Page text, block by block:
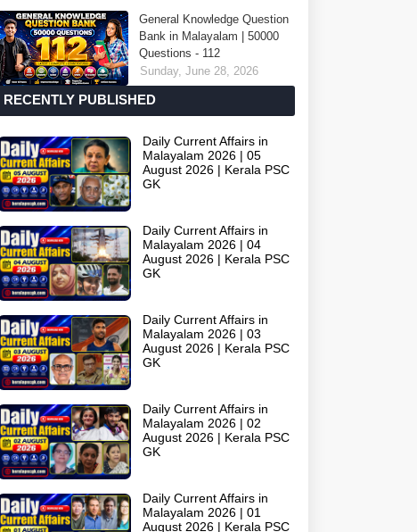
General Knowledge Question
Bank in Malayalam | 50000
Questions - 112
Sunday, June 28, 2026
RECENTLY PUBLISHED
Daily Current Affairs in
Malayalam 2026 | 05
August 2026 | Kerala PSC
GK
Daily Current Affairs in
Malayalam 2026 | 04
August 2026 | Kerala PSC
GK
Daily Current Affairs in
Malayalam 2026 | 03
August 2026 | Kerala PSC
GK
Daily Current Affairs in
Malayalam 2026 | 02
August 2026 | Kerala PSC
GK
Daily Current Affairs in
Malayalam 2026 | 01
August 2026 | Kerala PSC